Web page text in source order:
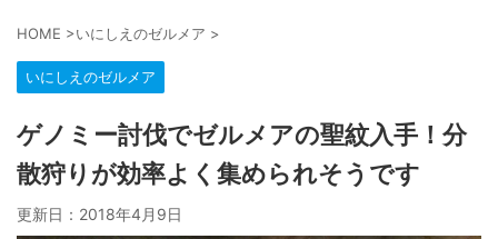
HOME >いにしえのゼルメア >
いにしえのゼルメア
ゲノミー討伐でゼルメアの聖紋入手！分
散狩りが効率よく集められそうです
更新日： 2018年4月9日